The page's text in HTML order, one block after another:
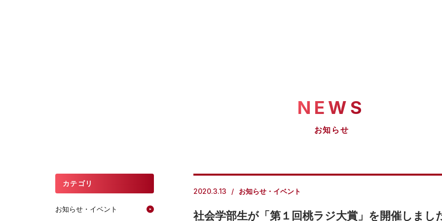
NEWS
お知らせ
2020.3.13 お知らせ・イベント
社会学部生が「第１回桃ラジ大賞」を開催しまし
カテゴリ
お知らせ・イベント